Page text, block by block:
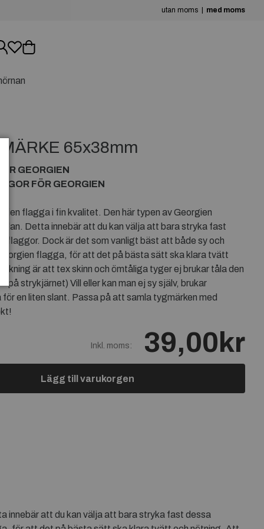
utan moms med moms
65x38mm
GEORGIEN
FÖR GEORGIEN
flagga i fin kvalitet. Den här typen av Georgien
Detta innebär att du kan välja att bara stryka fast
flaggor. Dock är det som vanligt bäst att både sy och
flagga, för att det på bästa sätt ska klara tvätt
är att tex skinn och ömtåliga tyger ej brukar tåla den
på strykjärnet) Vill eller kan man ej sy själv, brukar
en liten slant. Passa på att samla tygmärken med
Inkl. moms: 39,00kr
Lägg till varukorgen
innebär att du kan välja att bara stryka fast dessa